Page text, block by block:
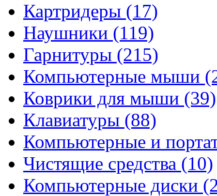
Картридеры (17)
Наушники (119)
Гарнитуры (215)
Компьютерные мыши
Коврики для мыши (39)
Клавиатуры (88)
Компьютерные и
Чистящие средства (10)
Компьютерные диски